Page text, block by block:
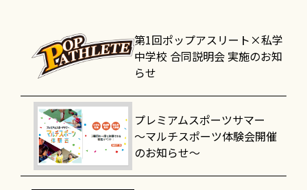
第1回ポップアスリート×私学
中学校 合同説明会 実施のお知
らせ
プレミアムスポーツサマー
～マルチスポーツ体験会開催
のお知らせ～